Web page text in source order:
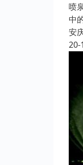
喷
中
安
20-